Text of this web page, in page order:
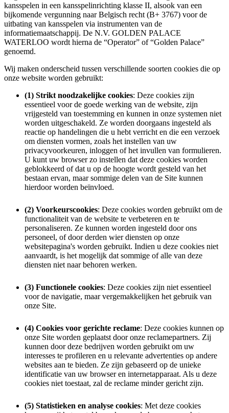
kansspelen in een kansspelinrichting klasse II, alsook van een
bijkomende vergunning naar Belgisch recht (B+ 3767) voor de
uitbating van kansspelen via instrumenten van de
informatiemaatschappij. De N.V. GOLDEN PALACE
WATERLOO wordt hierna de “Operator” of “Golden Palace”
genoemd.
Wij maken onderscheid tussen verschillende soorten cookies die op
onze website worden gebruikt:
(1) Strikt noodzakelijke cookies: Deze cookies zijn
essentieel voor de goede werking van de website, zijn
vrijgesteld van toestemming en kunnen in onze systemen niet
worden uitgeschakeld. Ze worden doorgaans ingesteld als
reactie op handelingen die u hebt verricht en die een verzoek
om diensten vormen, zoals het instellen van uw
privacyvoorkeuren, inloggen of het invullen van formulieren.
U kunt uw browser zo instellen dat deze cookies worden
geblokkeerd of dat u op de hoogte wordt gesteld van het
bestaan ervan, maar sommige delen van de Site kunnen
hierdoor worden beïnvloed.
(2) Voorkeurscookies: Deze cookies worden gebruikt om de
functionaliteit van de website te verbeteren en te
personaliseren. Ze kunnen worden ingesteld door ons
personeel, of door derden wier diensten op onze
websitepagina's worden gebruikt. Indien u deze cookies niet
aanvaardt, is het mogelijk dat sommige of alle van deze
diensten niet naar behoren werken.
(3) Functionele cookies: Deze cookies zijn niet essentieel
voor de navigatie, maar vergemakkelijken het gebruik van
onze Site.
(4) Cookies voor gerichte reclame: Deze cookies kunnen op
onze Site worden geplaatst door onze reclamepartners. Zij
kunnen door deze bedrijven worden gebruikt om uw
interesses te profileren en u relevante advertenties op andere
websites aan te bieden. Ze zijn gebaseerd op de unieke
identificatie van uw browser en internetapparaat. Als u deze
cookies niet toestaat, zal de reclame minder gericht zijn.
(5) Statistieken en analyse cookies: Met deze cookies